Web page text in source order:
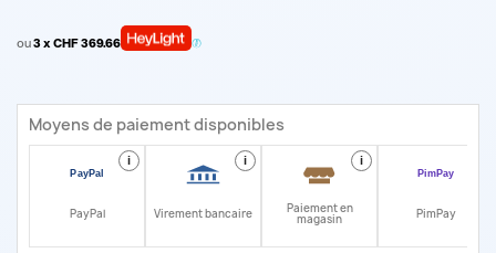
ou3 x CHF 369.66
Moyens de paiement disponibles
i
PayPal
i
Virement bancaire
i
Paiement en
magasin PimPay